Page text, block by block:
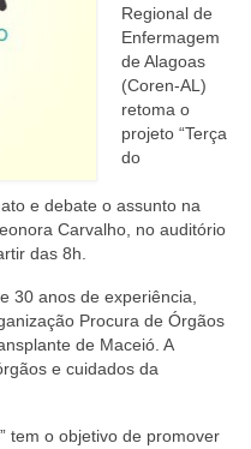
2029
Regional de
Enfermagem
de Alagoas
(Coren-AL)
retoma o
projeto “Terça
do
e debate o assunto na
Carvalho, no auditório
das 8h.
30 anos de experiência,
Procura de Órgãos
de Maceió. A
e cuidados da
tem o objetivo de promover